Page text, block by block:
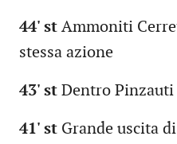
44' st Ammoniti
stessa azione
43' st Dentro Pinzauti
41' st Grande uscita